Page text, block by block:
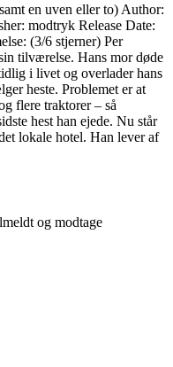
en uven eller to) Author:
modtryk Release Date:
(3/6 stjerner) Per
tilværelse. Hans mor døde
i livet og overlader hans
heste. Problemet er at
flere traktorer – så
hest han ejede. Nu står
lokale hotel. Han lever af
og modtage